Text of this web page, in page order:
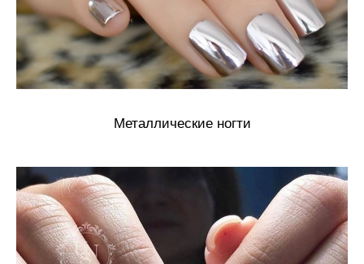
Металлические ногти